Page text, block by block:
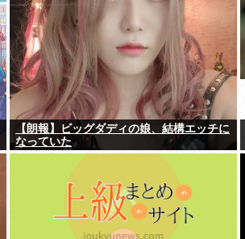
【朗報】ビッグダディの娘、結構エッチに
なっていた